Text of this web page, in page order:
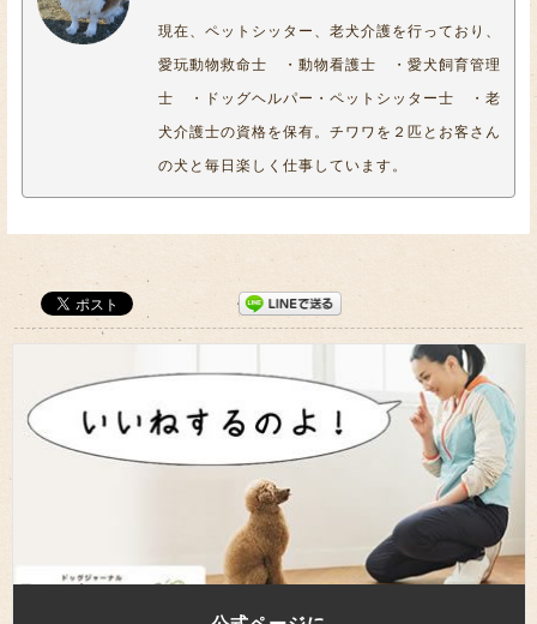
現在、ペットシッター、老犬介護を行っており、
愛玩動物救命士 ・動物看護士 ・愛犬飼育管理
士 ・ドッグヘルパー・ペットシッター士 ・老
犬介護士の資格を保有。チワワを２匹とお客さん
の犬と毎日楽しく仕事しています。